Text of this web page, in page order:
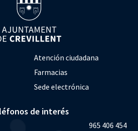
Atención ciudadana
Farmacias
Sede electrónica
de interés
965 406 454